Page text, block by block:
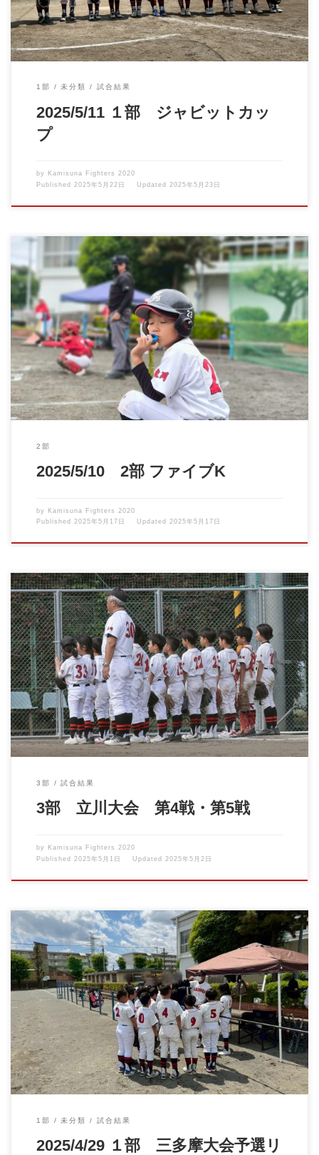
1部 未分類 試合結果
2025/5/11 １部 ジャビットカッ
プ
by Kamisuna Fighters 2020
Published
2025年5月22日 Updated 2025年5月23日
5月初旬から2回雨で延期になっていたファイブK大会初戦。小雨
の降る中でしたが遂に […]
2部
2025/5/10 2部 ファイブK
by Kamisuna Fighters 2020
Published 2025年5月17日 Updated 2025年5月17日
立川大会の第4戦（4/27）、第5戦（4/29）が行われました。 試合
を重ねる度 […]
3部 試合結果
3部 立川大会 第4戦・第5戦
by Kamisuna Fighters 2020
Published
2025年5月1日 Updated 2025年5月2日
いよいよ三多摩大会予選リーグ最終戦です。 日曜日の試合で惜し
くも負けてしまったた […]
1部 未分類 試合結果
2025/4/29 １部 三多摩大会予選リ